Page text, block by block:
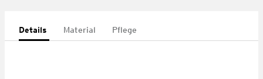
Details Material Pflege